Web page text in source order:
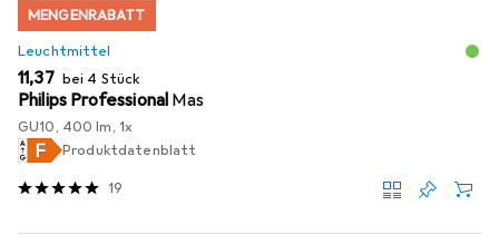
MENGENRABATT
Leuchtmittel
EUR
11,37 bei 4 Stück
Philips Professional Mas
GU10, 400 lm, 1x
Produktdatenblatt
19